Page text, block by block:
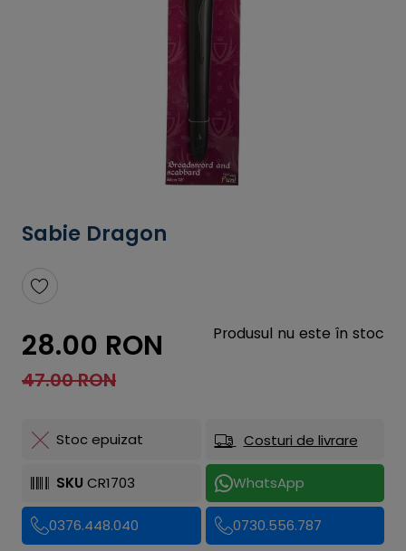
Sabie Dragon
28.00 RON
47.00 RON
Produsul nu este în stoc
Stoc epuizat Costuri de livrare
SKU CR1703 WhatsApp
0376.448.040 0730.556.787